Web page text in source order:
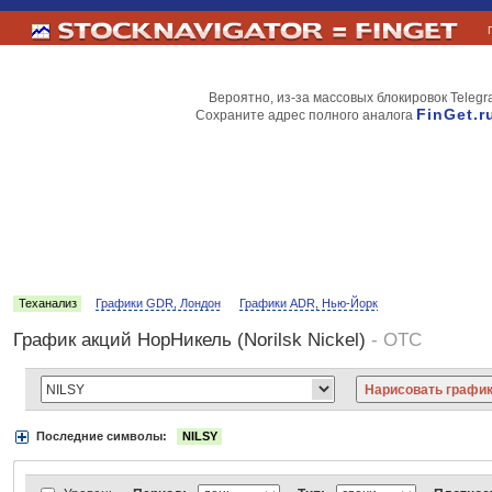
Вероятно, из-за массовых блокировок
Сохраните адрес полного аналога
Теханализ Графики GDR, Лондон Графики ADR, Нью-Йорк
График акций НорНикель (Norilsk Nickel) - OTC
Последние символы:
NILSY
АДР Нью-Йорк:
Вымпелком Газпром Газпромнефть Киви ЛУКойл